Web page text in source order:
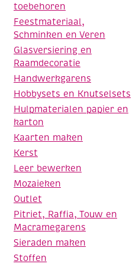
toebehoren
Feestmateriaal,
Schminken en Veren
Glasversiering en
Raamdecoratie
Handwerkgarens
Hobbysets en Knutselsets
Hulpmaterialen papier en
karton
Kaarten maken
Kerst
Leer bewerken
Mozaieken
Outlet
Pitriet, Raffia, Touw en
Macramegarens
Sieraden maken
Stoffen